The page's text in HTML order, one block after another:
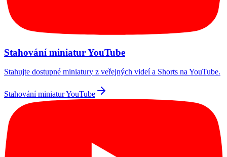
Stahování miniatur YouTube
Stahujte dostupné miniatury z veřejných videí a Shorts na YouTube.
Stahování miniatur YouTube